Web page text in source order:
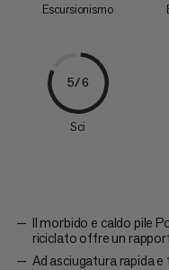
Escursionismo
5/6
Sci
Il morbido e caldo pile
riciclato offre un
Ad asciugatura rapida